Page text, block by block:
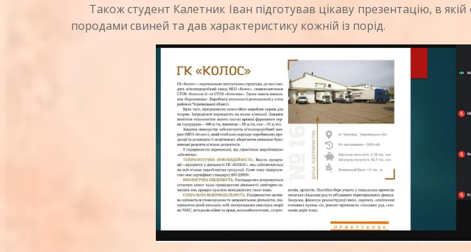
Також студент Калетник Іван підготував цікаву презентацію, в
породами свиней та дав характеристику кожній із порід.